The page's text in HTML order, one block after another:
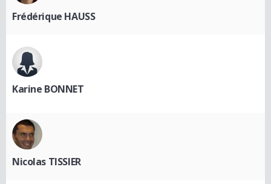
Frédérique HAUSS
Karine BONNET
Nicolas TISSIER